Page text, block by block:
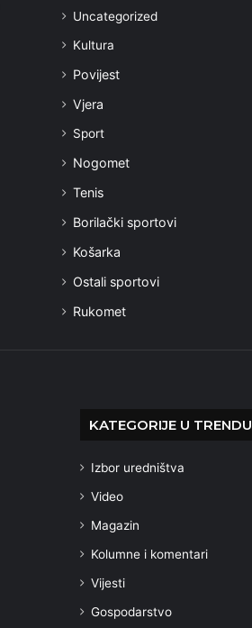
Uncategorized
Kultura
Povijest
Vjera
Sport
Nogomet
Tenis
Borilački sportovi
Košarka
Ostali sportovi
Rukomet
KATEGORIJE U TRENDU
Izbor uredništva
Video
Magazin
Kolumne i komentari
Vijesti
Gospodarstvo